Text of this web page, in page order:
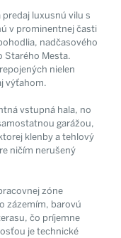
predaj luxusnú vilu s
v prominentnej časti
nadčasového
Starého Mesta.
nielen
výťahom.
vstupná hala, no
garážou,
klenby a tehlový
ničím nerušený
zóne
zázemím, barovú
čo príjemne
je technické